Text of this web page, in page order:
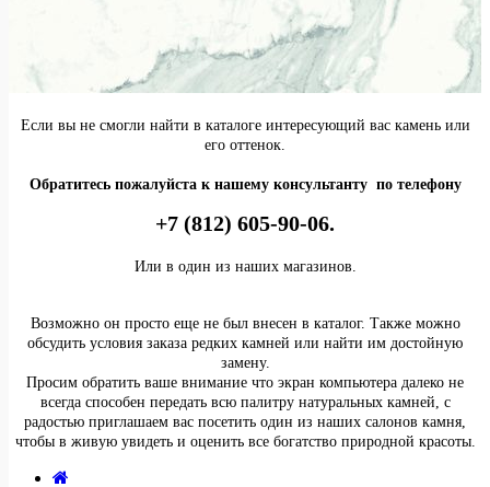
Если вы не смогли найти в каталоге интересующий вас камень или
его оттенок.
Обратитесь пожалуйста к нашему консультанту по телефону
+7 (812) 605-90-06.
Или в один из наших магазинов.
Возможно он просто еще не был внесен в каталог. Также можно
обсудить условия заказа редких камней или найти им достойную
замену.
Просим обратить ваше внимание что экран компьютера далеко не
всегда способен передать всю палитру натуральных камней, с
радостью приглашаем вас посетить один из наших салонов камня,
чтобы в живую увидеть и оценить все богатство природной красоты.